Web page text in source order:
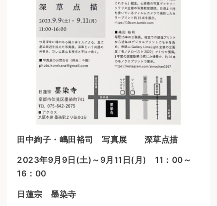
田中絢子・嶋田裕司 写真展 深草点描
2023年9月9日(土)～9月11日(月) 11：00～
16：00
日蓮宗 墨染寺